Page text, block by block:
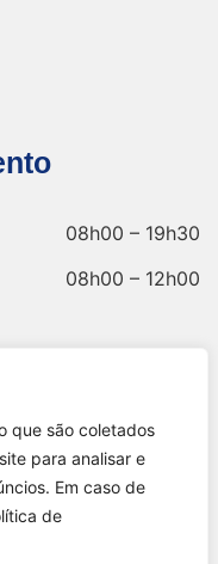
que são coletados
para analisar e
Em caso de
de
08h00 – 19h30
08h00 – 12h00
- Botafogo,